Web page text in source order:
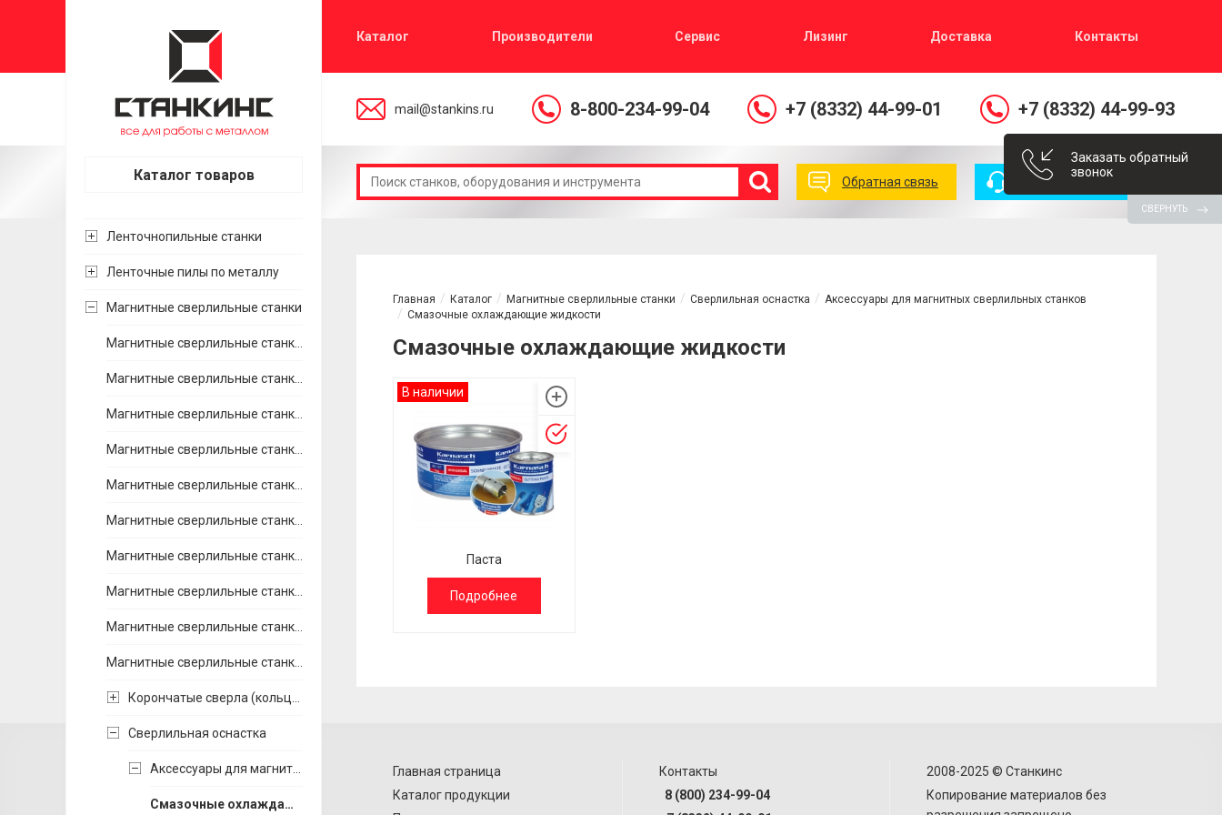
Каталог товаров
Ленточнопильные станки
Ленточные пилы по металлу
Магнитные сверлильные станки
Сверлильная оснастка
Смазочные охлаждающие жидкости
Каталог Производители Сервис Лизинг Доставка Контакты
mail@stankins.ru 8-800-234-99-04 +7 (8332) 44-99-01 +7 (8332) 44-99-93
Обратная связь Заказать звонок
Главная Каталог Магнитные сверлильные станки Сверлильная оснастка
Аксессуары для магнитных сверлильных станков
Смазочные охлаждающие жидкости
Смазочные охлаждающие жидкости
В наличии
Паста
Подробнее
Главная страница
Каталог продукции
Контакты
8 (800) 234-99-04
2008-2025 © Станкинс
Копирование материалов без
Заказать обратный
звонок
СВЕРНУТЬ